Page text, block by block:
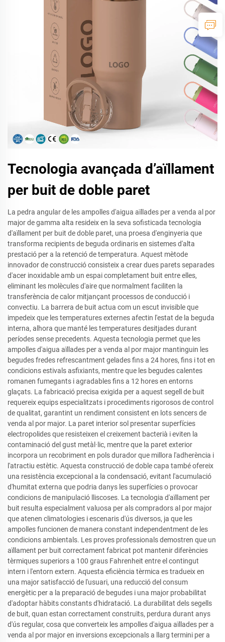
Tecnologia avançada d’aïllament
per buit de doble paret
La pedra angular de les ampolles d'aigua aïllades per a venda al por
major de gamma alta resideix en la seva sofisticada tecnologia
d'aïllament per buit de doble paret, una proesa d'enginyeria que
transforma recipients de beguda ordinaris en sistemes d'alta
prestació per a la retenció de temperatura. Aquest mètode
innovador de construcció consisteix a crear dues parets separades
d'acer inoxidable amb un espai completament buit entre elles,
eliminant les molècules d'aire que normalment faciliten la
transferència de calor mitjançant processos de conducció i
convectiu. La barrera de buit actua com un escut invisible que
impedeix que les temperatures externes afectin l'estat de la beguda
interna, alhora que manté les temperatures desitjades durant
períodes sense precedents. Aquesta tecnologia permet que les
ampolles d'aigua aïllades per a venda al por major mantinguin les
begudes fredes refrescantment gelades fins a 24 hores, fins i tot en
condicions estivals asfixiants, mentre que les begudes calentes
romanen fumegants i agradables fins a 12 hores en entorns
glaçats. La fabricació precisa exigida per a aquest segell de buit
requereix equips especialitzats i procediments rigorosos de control
de qualitat, garantint un rendiment consistent en lots sencers de
venda al por major. La paret interior sol presentar superfícies
electropolides que resisteixen el creixement bacterià i eviten la
contaminació del gust metàl·lic, mentre que la paret exterior
incorpora un recobriment en pols durador que millora l'adherència i
l'atractiu estètic. Aquesta construcció de doble capa també ofereix
una resistència excepcional a la condensació, evitant l'acumulació
d'humitat externa que podria danys les superfícies o provocar
condicions de manipulació lliscoses. La tecnologia d'aïllament per
buit resulta especialment valuosa per als compradors al por major
que atenen climatologies i escenaris d'ús diversos, ja que les
ampolles funcionen de manera constant independentment de les
condicions ambientals. Les proves professionals demostren que un
aïllament per buit correctament fabricat pot mantenir diferències
tèrmiques superiors a 100 graus Fahrenheit entre el contingut
intern i l'entorn extern. Aquesta eficiència tèrmica es tradueix en
una major satisfacció de l'usuari, una reducció del consum
energètic per a la preparació de begudes i una major probabilitat
d'adoptar hàbits constants d'hidratació. La durabilitat dels segells
de buit, quan estan correctament construïts, perdura durant anys
d'ús regular, cosa que converteix les ampolles d'aigua aïllades per a
venda al por major en inversions excepcionals a llarg termini per a